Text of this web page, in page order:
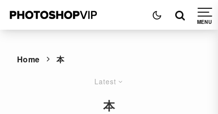
Home 本
Latest
本